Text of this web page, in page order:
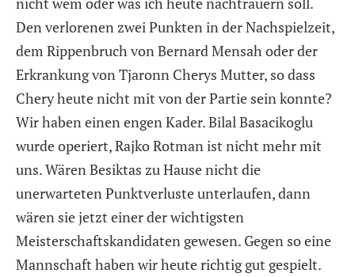
Den verlorenen zwei Punkten in der Nachspielzeit,
dem Rippenbruch von Bernard Mensah oder der
Erkrankung von Tjaronn Cherys Mutter, so dass
Chery heute nicht mit von der Partie sein konnte?
Wir haben einen engen Kader. Bilal Basacikoglu
wurde operiert, Rajko Rotman ist nicht mehr mit
uns. Wären Besiktas zu Hause nicht die
unerwarteten Punktverluste unterlaufen, dann
wären sie jetzt einer der wichtigsten
Meisterschaftskandidaten gewesen. Gegen so eine
Mannschaft haben wir heute richtig gut gespielt.